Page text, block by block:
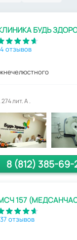
БУДЬ
отзывов
лит. А .
8 (812) 385-69-
157
отзывов